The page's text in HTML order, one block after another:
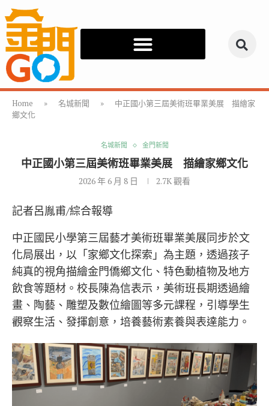
Home » 名城新聞 »
中正國小第三屆美術班畢業美展 描繪家
鄉文化
名城新聞 金門新聞
中正國小第三屆美術班畢業美展 描繪家鄉文化
2026 年 6 月 8 日 2.7K觀看
記者呂胤甫/綜合報導
中正國民小學第三屆藝才美術班畢業美展同步於文
化局展出，以「家鄉文化探索」為主題，透過孩子
純真的視角描繪金門僑鄉文化、特色動植物及地方
飲食等題材。校長陳為信表示，美術班長期透過繪
畫、陶藝、雕塑及數位繪圖等多元課程，引導學生
觀察生活、發揮創意，培養藝術素養與表達能力。